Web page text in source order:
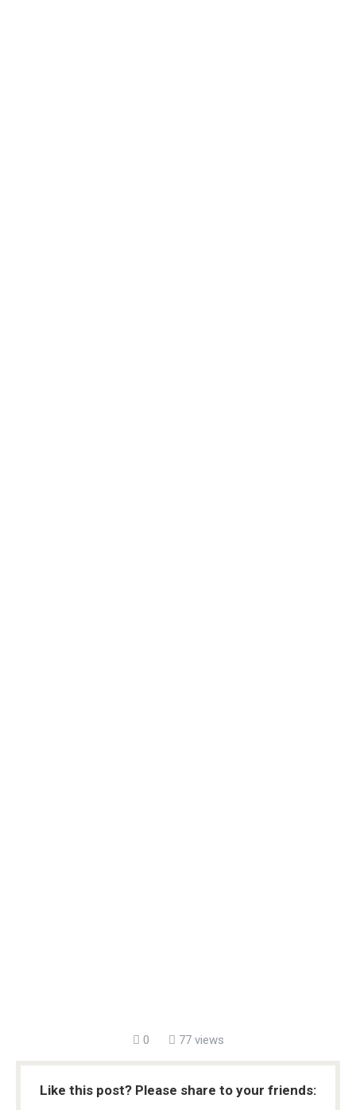
0 77 views
Like this post? Please share to your friends: